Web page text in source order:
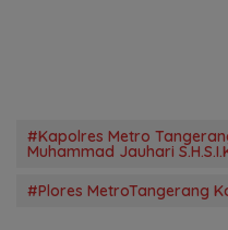
#Kapolres Metro
Muhammad Jauhari
#Plores MetroTangerang